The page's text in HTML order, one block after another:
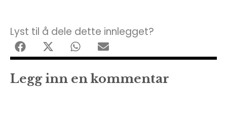
Lyst til å dele dette innlegget?
Legg inn en kommentar